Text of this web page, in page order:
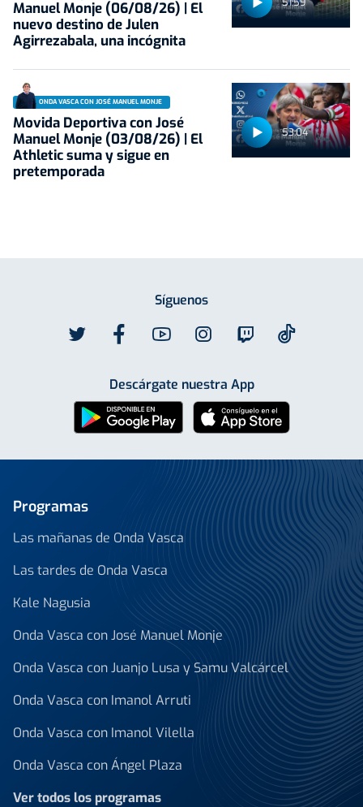
Manuel Monje (06/08/26) | El
nuevo destino de Julen
Agirrezabala, una incógnita
53:04
ONDA VASCA CON JOSÉ MANUEL MONJE
Movida Deportiva con José
Manuel Monje (03/08/26) | El
Athletic suma y sigue en
pretemporada
Síguenos
Descárgate nuestra App
Programas
Las mañanas de Onda Vasca
Las tardes de Onda Vasca
Kale Nagusia
Onda Vasca con José Manuel Monje
Onda Vasca con Juanjo Lusa y Samu Valcárcel
Onda Vasca con Imanol Arruti
Onda Vasca con Imanol Vilella
Onda Vasca con Ángel Plaza
Ver todos los programas